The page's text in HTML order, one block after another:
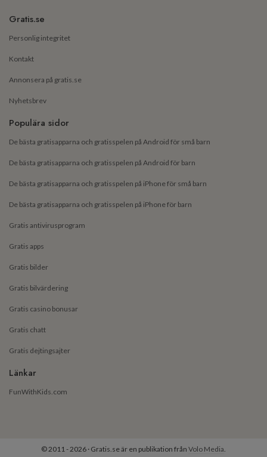
Gratis.se
Personlig integritet
Kontakt
Annonsera på gratis.se
Nyhetsbrev
Populära sidor
De bästa gratisapparna och gratisspelen på Android för små barn
De bästa gratisapparna och gratisspelen på Android för barn
De bästa gratisapparna och gratisspelen på iPhone för små barn
De bästa gratisapparna och gratisspelen på iPhone för barn
Gratis antivirusprogram
Gratis apps
Gratis bilder
Gratis bilvärdering
Gratis casino bonusar
Gratis chatt
Gratis dejtingsajter
Länkar
FunWithKids.com
© 2011 - 2026 · Gratis.se är en publikation från Volo Media.